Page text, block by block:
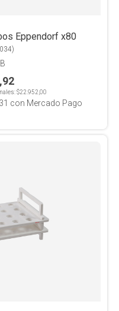
Eppendorf x80
)
$22.952,00
con Mercado Pago